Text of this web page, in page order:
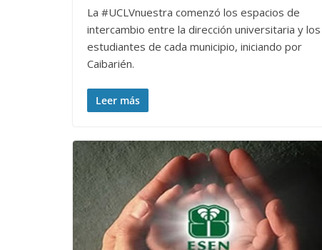
La #UCLVnuestra comenzó los espacios de
intercambio entre la dirección universitaria y los
estudiantes de cada municipio, iniciando por
Caibarién.
Leer más